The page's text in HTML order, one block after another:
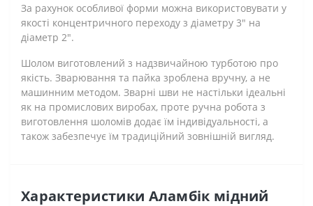
За рахунок особливої форми можна використовувати у
якості концентричного переходу з діаметру 3" на
діаметр 2".
Шолом виготовлений з надзвичайною турботою про
якість. Зварювання та пайка зроблена вручну, а не
машинним методом. Зварні шви не настільки ідеальні
як на промислових виробах, проте ручна робота з
виготовлення шоломів додає їм індивідуальності, а
також забезпечує їм традиційний зовнішній вигляд.
Характеристики Аламбік мідний